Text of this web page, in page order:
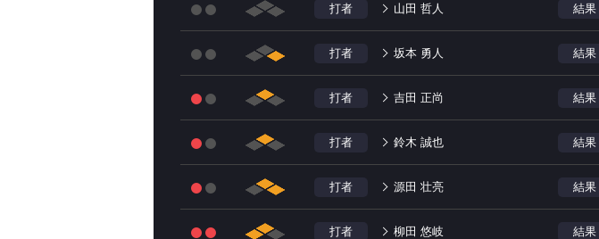
打者 山田 哲人 結果
打者 坂本 勇人 結果
打者 吉田 正尚 結果
打者 鈴木 誠也 結果
打者 源田 壮亮 結果
打者 柳田 悠岐 結果